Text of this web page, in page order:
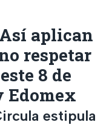
aplican
respetar
8 de
Edomex
estipula